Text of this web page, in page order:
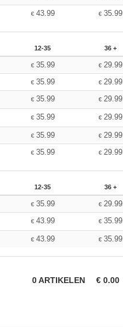
€ 43.99 € 35.99
12-35 36 +
€ 35.99 € 29.99
€ 35.99 € 29.99
€ 35.99 € 29.99
€ 35.99 € 29.99
€ 35.99 € 29.99
€ 35.99 € 29.99
12-35 36 +
€ 35.99 € 29.99
€ 43.99 € 35.99
€ 43.99 € 35.99
0ARTIKELEN € 0.00